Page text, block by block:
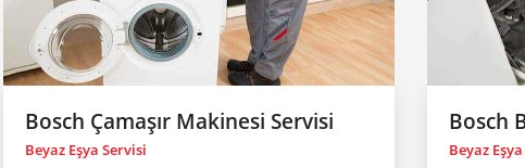
Bosch Çamaşır Makinesi Servisi
Beyaz Eşya Servisi
Bosch
Beyaz